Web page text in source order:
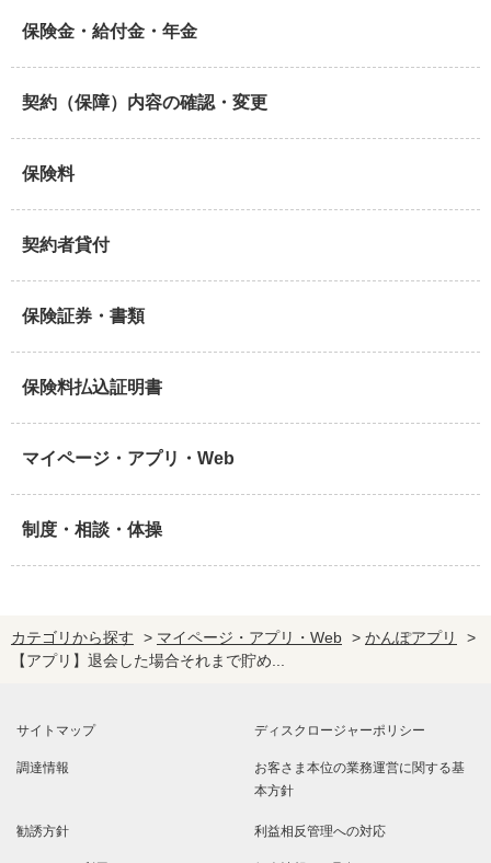
保険金・給付金・年金
契約（保障）内容の確認・変更
保険料
契約者貸付
保険証券・書類
保険料払込証明書
マイページ・アプリ・Web
制度・相談・体操
カテゴリから探す > マイページ・アプリ・Web > かんぽアプリ
>
【アプリ】退会した場合それまで貯め...
サイトマップ ディスクロージャーポリシー
調達情報 お客さま本位の業務運営に関する基
本方針
勧誘方針 利益相反管理への対応